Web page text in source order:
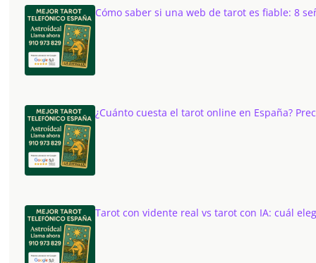
Cómo saber si una web de tarot es fiable: 8
¿Cuánto cuesta el tarot online en España?
Tarot con vidente real vs tarot con IA: cuál